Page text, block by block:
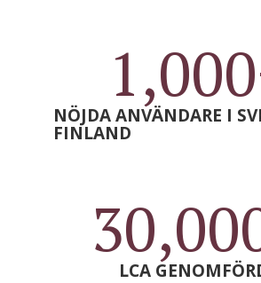
NÖJDA ANVÄNDARE I
FINLAND
1,000
LCA